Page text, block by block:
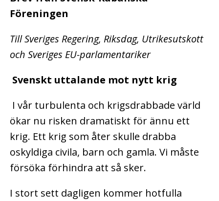
Föreningen
Till Sveriges Regering, Riksdag, Utrikesutskott
och Sveriges EU-parlamentariker
Svenskt uttalande mot nytt krig
I vår turbulenta och krigsdrabbade värld
ökar nu risken dramatiskt för ännu ett
krig. Ett krig som åter skulle drabba
oskyldiga civila, barn och gamla. Vi måste
försöka förhindra att så sker.
I stort sett dagligen kommer hotfulla